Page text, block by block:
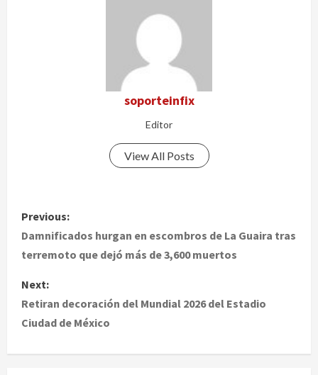
soporteinfix
Editor
View All Posts
P
o
t
n
a
Previous:
Damnificados hurgan en escombros de La Guaira tras
terremoto que dejó más de 3,600 muertos
Next:
Retiran decoración del Mundial 2026 del Estadio
Ciudad de México